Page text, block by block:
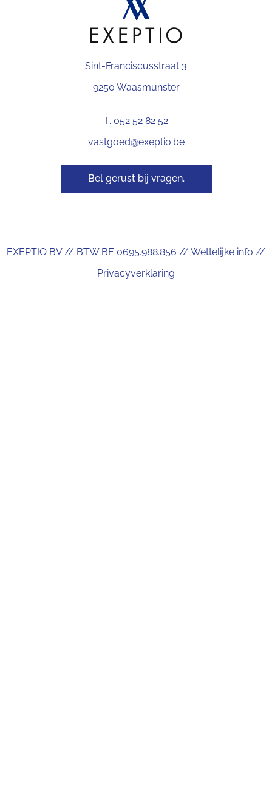
Sint-Franciscusstraat 3
9250 Waasmunster
T. 052 52 82 52
vastgoed@exeptio.be
Bel gerust bij vragen.
EXEPTIO BV // BTW BE 0695.988.856 // Wettelijke info //
Privacyverklaring